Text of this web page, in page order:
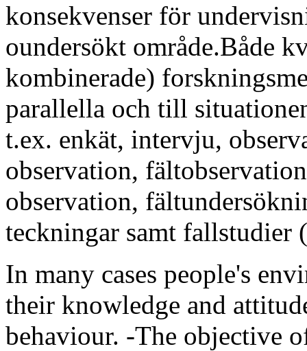
konsekvenser för
oundersökt område.Både
kombinerade)
parallella och till
t.ex. enkät, intervju,
observation,
observation,
teckningar samt fallstudier
In many cases people's
their knowledge and
behaviour. -The objective